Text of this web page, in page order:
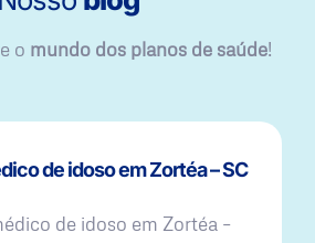
o mundo dos planos de saúde!
de idoso em Zortéa – SC
de idoso em Zortéa –